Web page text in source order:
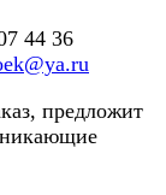
44 36
предложит